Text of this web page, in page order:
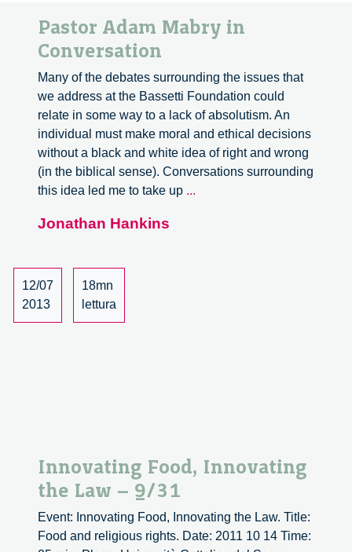
Pastor Adam Mabry in
Conversation
Many of the debates surrounding the issues that
we address at the Bassetti Foundation could
relate in some way to a lack of absolutism. An
individual must make moral and ethical decisions
without a black and white idea of right and wrong
(in the biblical sense). Conversations surrounding
this idea led me to take up ...
Jonathan Hankins
12/07
2013
18mn
lettura
Innovating Food, Innovating
the Law – 9/31
Event: Innovating Food, Innovating the Law. Title:
Food and religious rights. Date: 2011 10 14 Time: